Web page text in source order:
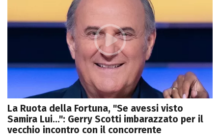
La Ruota della Fortuna, "Se avessi visto
Samira Lui...": Gerry Scotti imbarazzato per il
vecchio incontro con il concorrente